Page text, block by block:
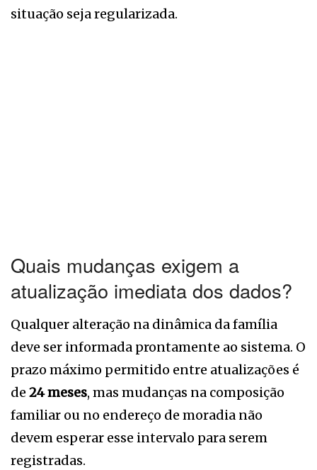
situação seja regularizada.
Quais mudanças exigem a
atualização imediata dos dados?
Qualquer alteração na dinâmica da família
deve ser informada prontamente ao sistema. O
prazo máximo permitido entre atualizações é
de 24 meses, mas mudanças na composição
familiar ou no endereço de moradia não
devem esperar esse intervalo para serem
registradas.